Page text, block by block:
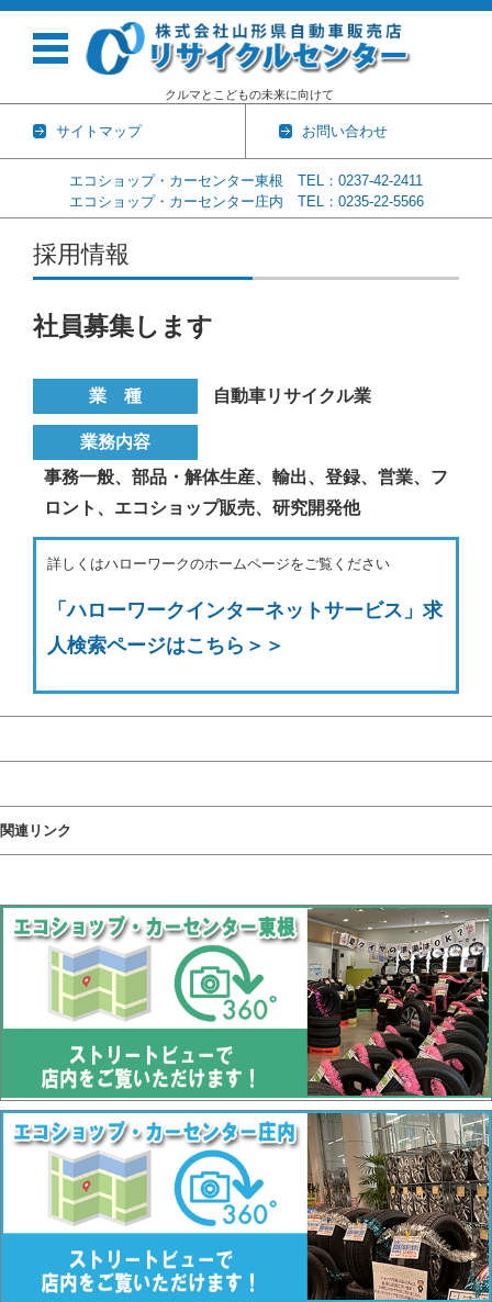
クルマとこどもの未来に向けて
サイトマップ お問い合わせ
エコショップ・カーセンター東根 TEL：0237-42-2411
エコショップ・カーセンター庄内 TEL：0235-22-5566
コンテンツに移動
採用情報
社員募集します
業 種 自動車リサイクル業
業務内容
事務一般、部品・解体生産、輸出、登録、営業、フ
ロント、エコショップ販売、研究開発他
詳しくはハローワークのホームページをご覧ください
「ハローワークインターネットサービス」求
人検索ページはこちら＞＞
関連リンク